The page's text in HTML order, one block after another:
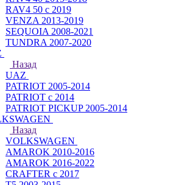
RAV4 50 с 2019
VENZA 2013-2019
SEQUOIA 2008-2021
TUNDRA 2007-2020
Назад
UAZ
PATRIOT 2005-2014
PATRIOT с 2014
PATRIOT PICKUP 2005-2014
Назад
VOLKSWAGEN
AMAROK 2010-2016
AMAROK 2016-2022
CRAFTER с 2017